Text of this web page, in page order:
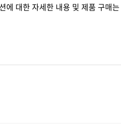
에 대한 자세한 내용 및 제품 구매